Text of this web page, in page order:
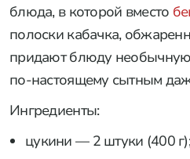
блюда, в которой вместо
полоски кабачка,
придают блюду необычную
по-настоящему сытным
Ингредиенты:
цукини — 2 штуки (400 г);